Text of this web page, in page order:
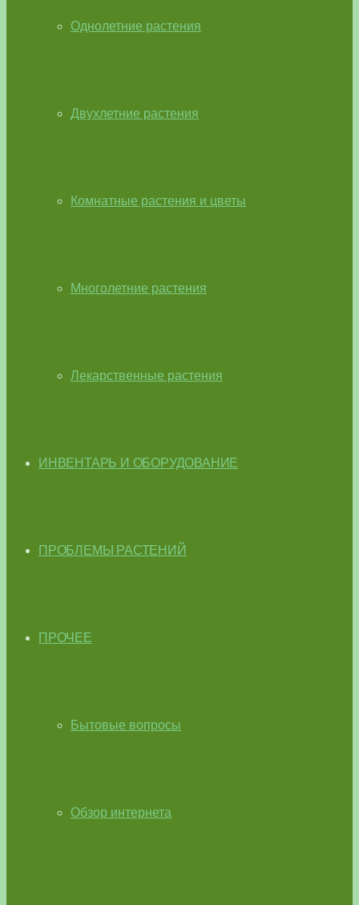
Однолетние растения
Двухлетние растения
Комнатные растения и цветы
Многолетние растения
Лекарственные растения
ИНВЕНТАРЬ И ОБОРУДОВАНИЕ
ПРОБЛЕМЫ РАСТЕНИЙ
ПРОЧЕЕ
Бытовые вопросы
Обзор интернета